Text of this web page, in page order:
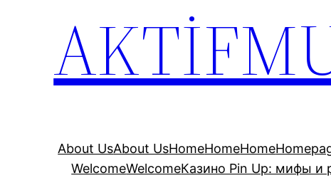
About UsAbout UsHomeHomeHome
WelcomeWelcomeКазино Pin Up: мифы и